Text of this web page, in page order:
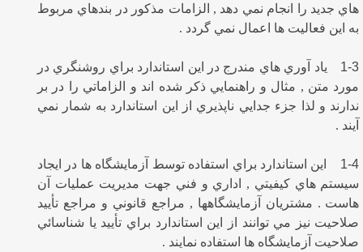
هاي جديد را انجام نمي دهد , الزامات مذكور در بندهاي مربوط
به اين فعاليت ها اعمال نمي گردد .
1-3
ياد آوري هاي مندرج در اين استاندارد براي روشنگري در
مورد متن , مثال و راهنمايي ذكر شده اند و الزاماتي را در بر
ندارند و لذا جزء جدايي ناپذيري از اين استاندارد به شمار نمي
آيند .
1-4
اين استاندارد براي استفاده توسط آزمايشگاه ها در ايجاد
سيستم هاي كيفيتي , اداري و فني جهت مديريت عمليات آن
هاست . مشتريان آزمايشگاهها , مراجع قانوني و مراجع تأييد
صلاحيت نيز مي توانند از اين استاندارد براي تأييد يا شناسائي
صلاحيت آزمايشگاه ها استفاده نمايند .